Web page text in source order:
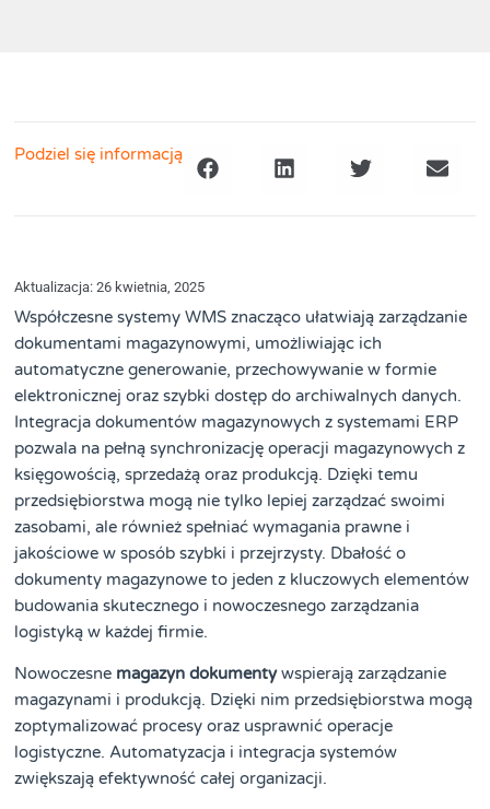
Podziel się informacją
Aktualizacja: 26 kwietnia, 2025
Współczesne systemy WMS znacząco ułatwiają zarządzanie
dokumentami magazynowymi, umożliwiając ich
automatyczne generowanie, przechowywanie w formie
elektronicznej oraz szybki dostęp do archiwalnych danych.
Integracja dokumentów magazynowych z systemami ERP
pozwala na pełną synchronizację operacji magazynowych z
księgowością, sprzedażą oraz produkcją. Dzięki temu
przedsiębiorstwa mogą nie tylko lepiej zarządzać swoimi
zasobami, ale również spełniać wymagania prawne i
jakościowe w sposób szybki i przejrzysty. Dbałość o
dokumenty magazynowe to jeden z kluczowych elementów
budowania skutecznego i nowoczesnego zarządzania
logistyką w każdej firmie.
Nowoczesne magazyn dokumentywspierają zarządzanie
magazynami i produkcją. Dzięki nim przedsiębiorstwa mogą
zoptymalizować procesy oraz usprawnić operacje
logistyczne. Automatyzacja i integracja systemów
zwiększają efektywność całej organizacji.